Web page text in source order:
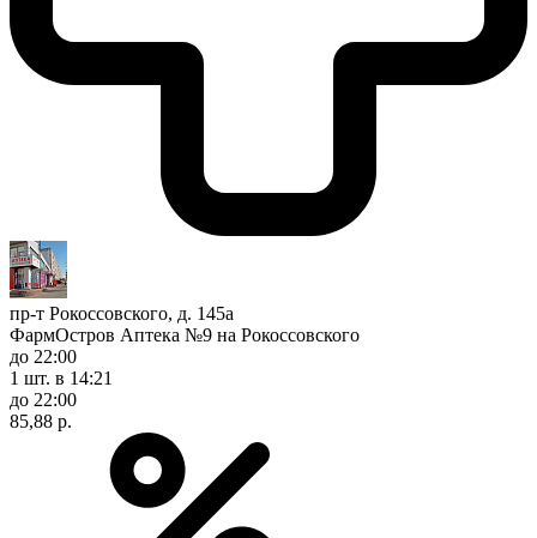
пр-т Рокоссовского, д. 145а
ФармОстров Аптека №9 на Рокоссовского
до 22:00
1 шт. в 14:21
до 22:00
85,88 р.